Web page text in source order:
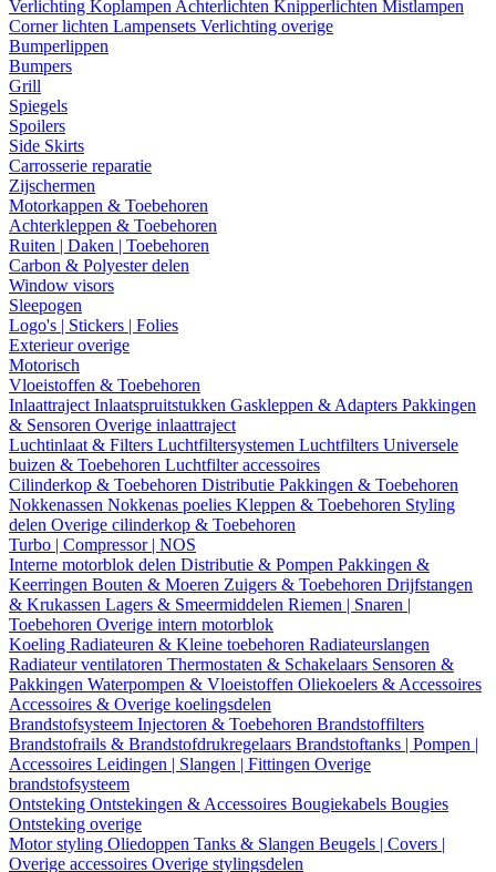
Verlichting Koplampen Achterlichten Knipperlichten Mistlampen
Corner lichten Lampensets Verlichting overige
Bumperlippen
Bumpers
Grill
Spiegels
Spoilers
Side Skirts
Carrosserie reparatie
Zijschermen
Motorkappen & Toebehoren
Achterkleppen & Toebehoren
Ruiten | Daken | Toebehoren
Carbon & Polyester delen
Window visors
Sleepogen
Logo's | Stickers | Folies
Exterieur overige
Motorisch
Vloeistoffen & Toebehoren
Inlaattraject Inlaatspruitstukken Gaskleppen & Adapters Pakkingen
& Sensoren Overige inlaattraject
Luchtinlaat & Filters Luchtfiltersystemen Luchtfilters Universele
buizen & Toebehoren Luchtfilter accessoires
Cilinderkop & Toebehoren Distributie Pakkingen & Toebehoren
Nokkenassen Nokkenas poelies Kleppen & Toebehoren Styling
delen Overige cilinderkop & Toebehoren
Turbo | Compressor | NOS
Interne motorblok delen Distributie & Pompen Pakkingen &
Keerringen Bouten & Moeren Zuigers & Toebehoren Drijfstangen
& Krukassen Lagers & Smeermiddelen Riemen | Snaren |
Toebehoren Overige intern motorblok
Koeling Radiateuren & Kleine toebehoren Radiateurslangen
Radiateur ventilatoren Thermostaten & Schakelaars Sensoren &
Pakkingen Waterpompen & Vloeistoffen Oliekoelers & Accessoires
Accessoires & Overige koelingsdelen
Brandstofsysteem Injectoren & Toebehoren Brandstoffilters
Brandstofrails & Brandstofdrukregelaars Brandstoftanks | Pompen |
Accessoires Leidingen | Slangen | Fittingen Overige
brandstofsysteem
Ontsteking Ontstekingen & Accessoires Bougiekabels Bougies
Ontsteking overige
Motor styling Oliedoppen Tanks & Slangen Beugels | Covers |
Overige accessoires Overige stylingsdelen